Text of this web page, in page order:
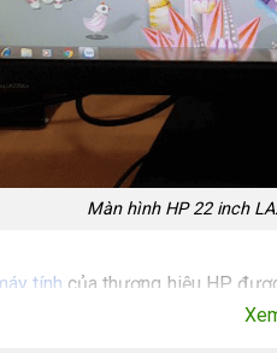
Màn hình HP 22 inch
tính của thương hiệu HP
hình HP 22 inch LA2206X là một